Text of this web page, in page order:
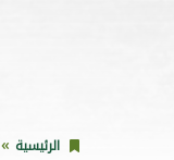
الرئيسية